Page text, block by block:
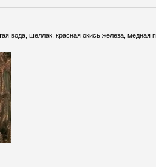
вода, шеллак, красная окись железа, медная